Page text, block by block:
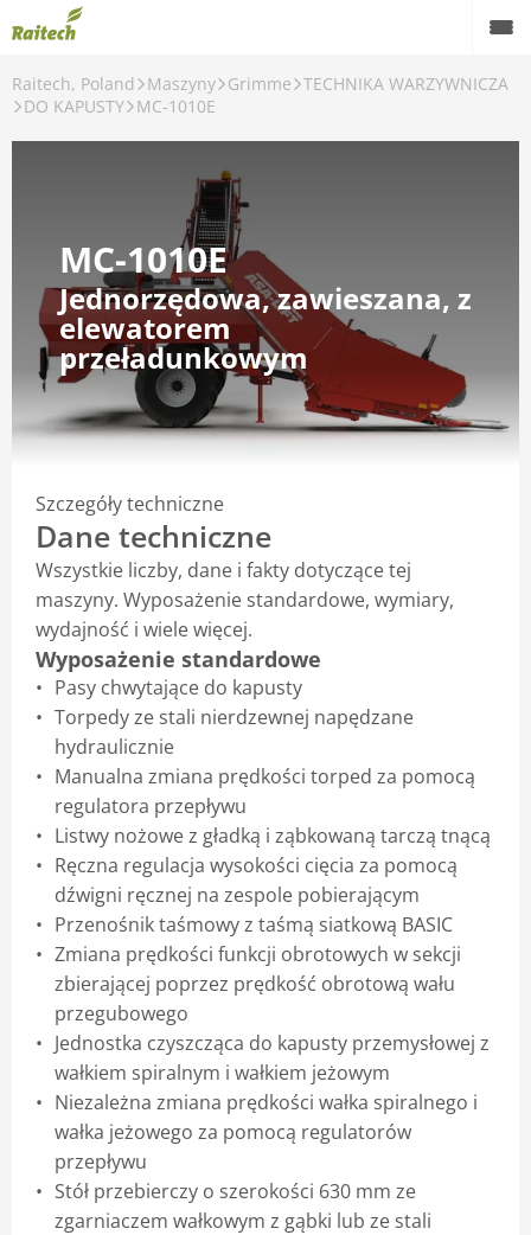
Raitech, Poland Maszyny Grimme TECHNIKA WARZYWNICZA
DO KAPUSTY MC-1010E
MC-1010E
Jednorzędowa, zawieszana, z
elewatorem
przeładunkowym
Szczegóły techniczne
Dane techniczne
Wszystkie liczby, dane i fakty dotyczące tej
maszyny. Wyposażenie standardowe, wymiary,
wydajność i wiele więcej.
Wyposażenie standardowe
Pasy chwytające do kapusty
Torpedy ze stali nierdzewnej napędzane
hydraulicznie
Manualna zmiana prędkości torped za pomocą
regulatora przepływu
Listwy nożowe z gładką i ząbkowaną tarczą tnącą
Ręczna regulacja wysokości cięcia za pomocą
dźwigni ręcznej na zespole pobierającym
Przenośnik taśmowy z taśmą siatkową BASIC
Zmiana prędkości funkcji obrotowych w sekcji
zbierającej poprzez prędkość obrotową wału
przegubowego
Jednostka czyszcząca do kapusty przemysłowej z
wałkiem spiralnym i wałkiem jeżowym
Niezależna zmiana prędkości wałka spiralnego i
wałka jeżowego za pomocą regulatorów
przepływu
Stół przebierczy o szerokości 630 mm ze
zgarniaczem wałkowym z gąbki lub ze stali
Maszyny
Części zamienne
Serwis
Rolnictwo precyzyjne
Finansowanie
Kariera
Kontakt
Blog